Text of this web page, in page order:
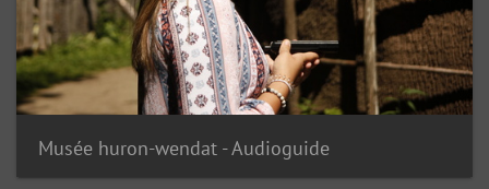
Musée huron-wendat - Audioguide